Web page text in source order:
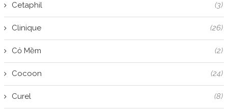
Cetaphil (3)
Clinique (26)
Cỏ Mềm (2)
Cocoon (24)
Curel (8)